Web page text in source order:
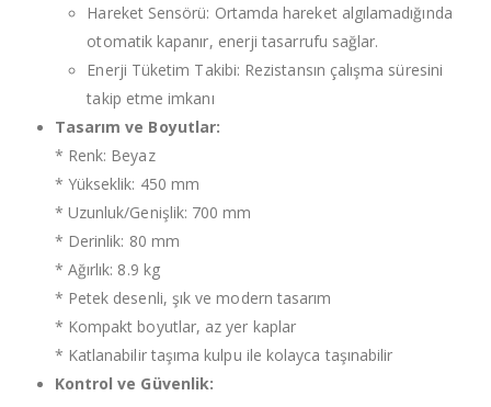
Hareket Sensörü: Ortamda hareket algılamadığında
otomatik kapanır, enerji tasarrufu sağlar.
Enerji Tüketim Takibi: Rezistansın çalışma süresini
takip etme imkanı
Tasarım ve Boyutlar:
* Renk: Beyaz
* Yükseklik: 450 mm
* Uzunluk/Genişlik: 700 mm
* Derinlik: 80 mm
* Ağırlık: 8.9 kg
* Petek desenli, şık ve modern tasarım
* Kompakt boyutlar, az yer kaplar
* Katlanabilir taşıma kulpu ile kolayca taşınabilir
Kontrol ve Güvenlik: